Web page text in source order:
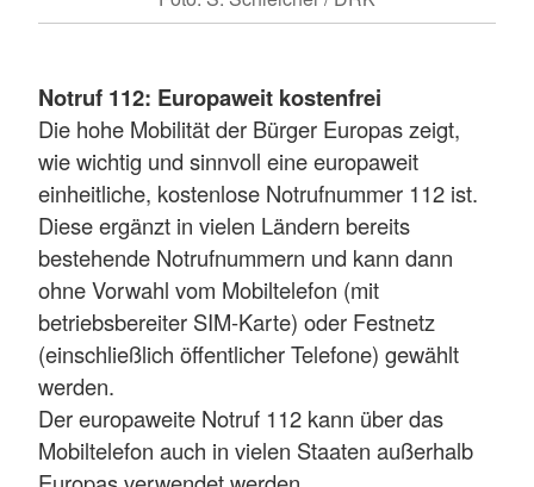
Notruf 112: Europaweit kostenfrei
Die hohe Mobilität der Bürger Europas zeigt,
wie wichtig und sinnvoll eine europaweit
einheitliche, kostenlose Notrufnummer 112 ist.
Diese ergänzt in vielen Ländern bereits
bestehende Notrufnummern und kann dann
ohne Vorwahl vom Mobiltelefon (mit
betriebsbereiter SIM-Karte) oder Festnetz
(einschließlich öffentlicher Telefone) gewählt
werden.
Der europaweite Notruf 112 kann über das
Mobiltelefon auch in vielen Staaten außerhalb